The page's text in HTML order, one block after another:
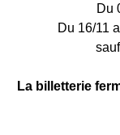
Du
Du 16/11
La billetterie